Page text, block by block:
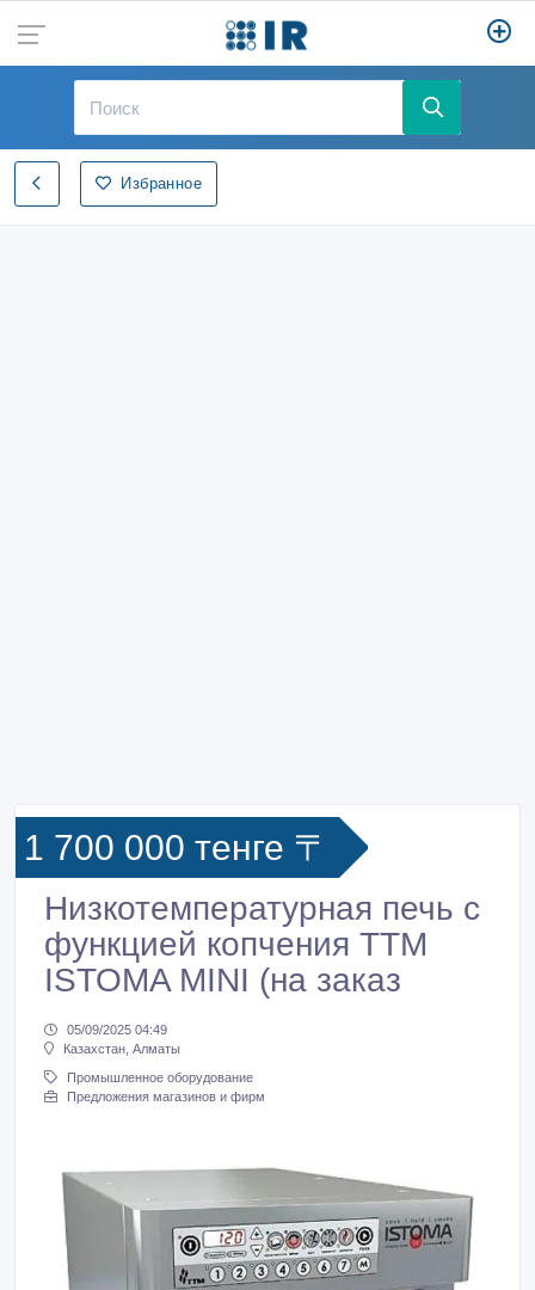
Избранное
1 700 000 тенге 〒
Низкотемпературная печь с
функцией копчения ТТМ
ISTOMA MINI (на заказ
05/09/2025 04:49
Казахстан, Алматы
Промышленное оборудование
Предложения магазинов и фирм